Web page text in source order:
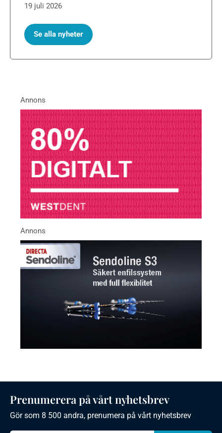
19 juli 2026
Se alla nyheter
Prenumerera på vårt nyhetsbrev
Gör som 8 500 andra, prenumera på vårt nyhetsbrev